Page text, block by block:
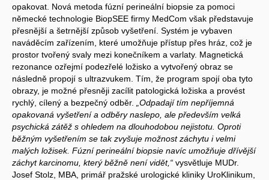
opakovat. Nová metoda fúzní perineální biopsie za pomoci
německé technologie BiopSEE firmy MedCom však představuje
přesnější a šetrnější způsob vyšetření. Systém je vybaven
naváděcím zařízením, které umožňuje přístup přes hráz, což je
prostor tvořený svaly mezi konečníkem a varlaty. Magnetická
rezonance ozřejmí podezřelé ložisko a vytvořený obraz se
následně propojí s ultrazvukem. Tím, že program spojí oba tyto
obrazy, je možné přesněji zacílit patologická ložiska a provést
rychlý, cílený a bezpečný odběr.
„Odpadají tím nepříjemná
opakovaná vyšetření a odběry naslepo, ale především velká
psychická zátěž s ohledem na dlouhodobou nejistotu. Oproti
běžným vyšetřením se tak zvyšuje možnost záchytu i velmi
malých ložisek. Fúzní perineální biopsie navíc umožňuje dřívější
záchyt karcinomu, který běžně není vidět,“ vysvětluje MUDr.
Josef Stolz, MBA, primář pražské urologické kliniky UroKlinikum,